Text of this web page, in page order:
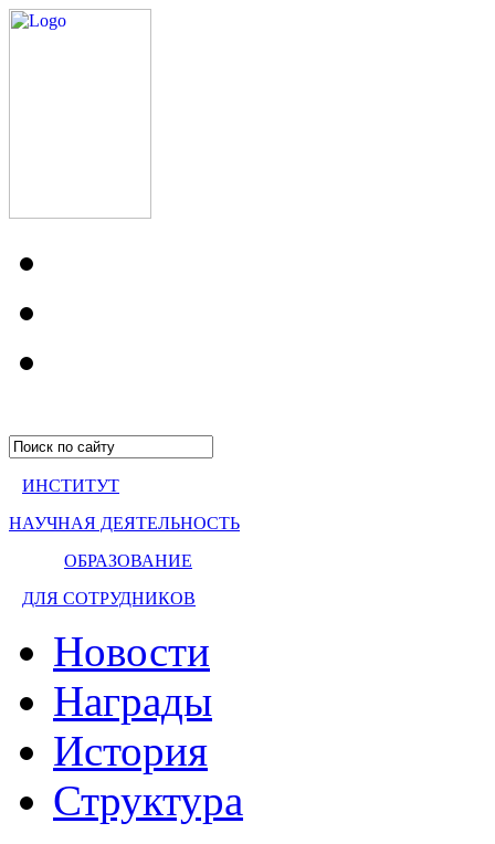
ИНСТИТУТ
НАУЧНАЯ ДЕЯТЕЛЬНОСТЬ
ОБРАЗОВАНИЕ
ДЛЯ СОТРУДНИКОВ
Новости
Награды
История
Структура